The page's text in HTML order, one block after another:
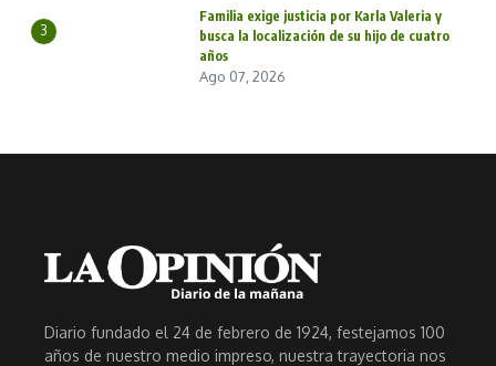
3
Familia exige justicia por Karla Valeria y
busca la localización de su hijo de cuatro
años
Ago 07, 2026
Diario fundado el 24 de febrero de 1924, festejamos 100
años de nuestro medio impreso, nuestra trayectoria nos